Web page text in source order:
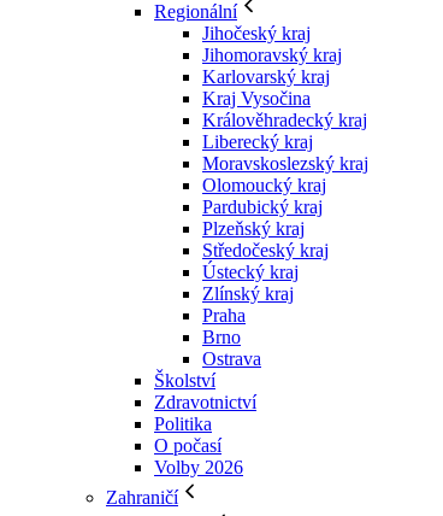
Regionální
Jihočeský kraj
Jihomoravský kraj
Karlovarský kraj
Kraj Vysočina
Králověhradecký kraj
Liberecký kraj
Moravskoslezský kraj
Olomoucký kraj
Pardubický kraj
Plzeňský kraj
Středočeský kraj
Ústecký kraj
Zlínský kraj
Praha
Brno
Ostrava
Školství
Zdravotnictví
Politika
O počasí
Volby 2026
Zahraničí